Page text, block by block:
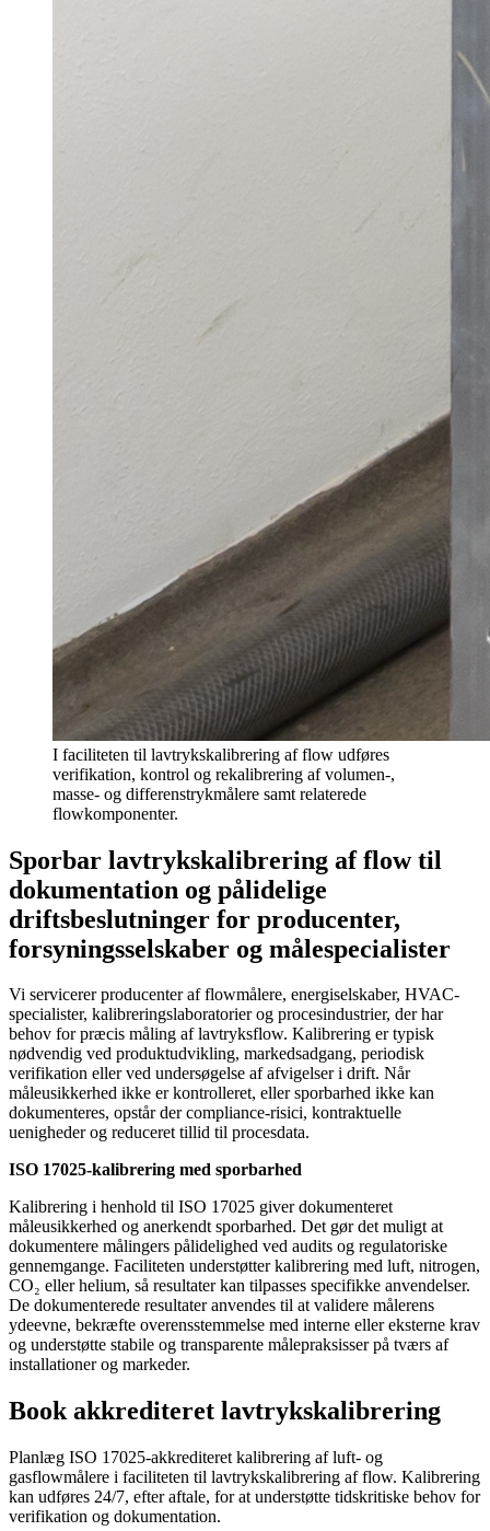
I faciliteten til lavtrykskalibrering af flow udføres
verifikation, kontrol og rekalibrering af volumen-,
masse- og differenstrykmålere samt relaterede
flowkomponenter.
Sporbar lavtrykskalibrering af flow til
dokumentation og pålidelige
driftsbeslutninger for producenter,
forsyningsselskaber og målespecialister
Vi servicerer producenter af flowmålere, energiselskaber, HVAC-
specialister, kalibreringslaboratorier og procesindustrier, der har
behov for præcis måling af lavtryksflow. Kalibrering er typisk
nødvendig ved produktudvikling, markedsadgang, periodisk
verifikation eller ved undersøgelse af afvigelser i drift. Når
måleusikkerhed ikke er kontrolleret, eller sporbarhed ikke kan
dokumenteres, opstår der compliance-risici, kontraktuelle
uenigheder og reduceret tillid til procesdata.
ISO 17025-kalibrering med sporbarhed
Kalibrering i henhold til ISO 17025 giver dokumenteret
måleusikkerhed og anerkendt sporbarhed. Det gør det muligt at
dokumentere målingers pålidelighed ved audits og regulatoriske
gennemgange. Faciliteten understøtter kalibrering med luft, nitrogen,
CO₂ eller helium, så resultater kan tilpasses specifikke anvendelser.
De dokumenterede resultater anvendes til at validere målerens
ydeevne, bekræfte overensstemmelse med interne eller eksterne krav
og understøtte stabile og transparente målepraksisser på tværs af
installationer og markeder.
Book akkrediteret lavtrykskalibrering
Planlæg ISO 17025-akkrediteret kalibrering af luft- og
gasflowmålere i faciliteten til lavtrykskalibrering af flow. Kalibrering
kan udføres 24/7, efter aftale, for at understøtte tidskritiske behov for
verifikation og dokumentation.